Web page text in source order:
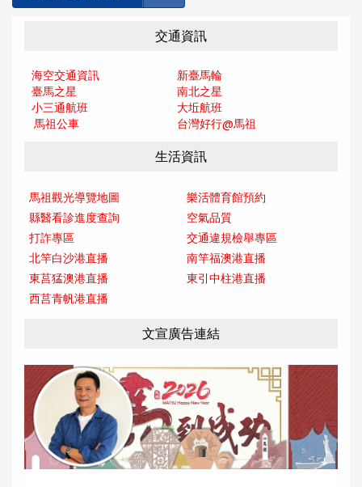
交通資訊
海空交通資訊
新臺馬輪
臺馬之星
南北之星
小三通航班
大坵航班
馬祖公車
台灣好行@馬祖
生活資訊
馬祖觀光導覽地圖
樂活體育館預約
縣醫看診進度查詢
空氣品質
打詐專區
交通違規檢舉專區
北竿白沙港直播
南竿福澳港直播
東莒猛澳港直播
東引中柱港直播
西莒青帆港直播
文宣廣告連結